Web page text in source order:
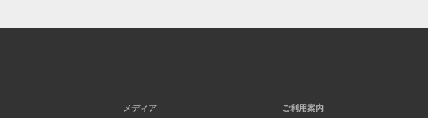
メディア ご利用案内